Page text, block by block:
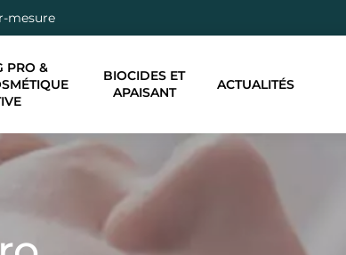
mesure
PRO &
BIOCIDES ET
APAISANT
ACTUALITÉS